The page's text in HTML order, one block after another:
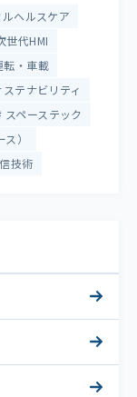
ヘルスケア
世代HMI
転・車載
ステナビリティ
スペーステック
）
技術